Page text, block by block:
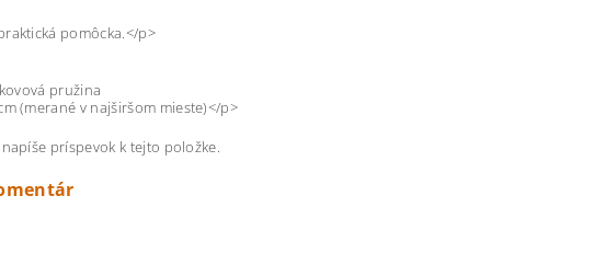
pomôcka.</p>
pružina
(merané v najširšom mieste)</p>
príspevok k tejto položke.